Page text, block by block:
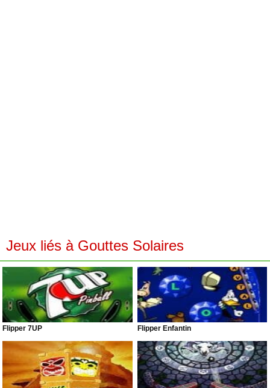
Jeux liés à Gouttes Solaires
Flipper 7UP Flipper Enfantin